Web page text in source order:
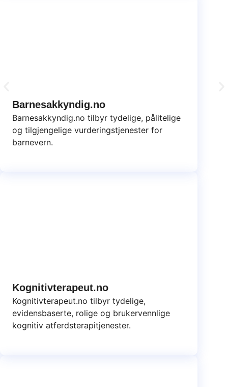
Barnesakkyndig.no
Barnesakkyndig.no tilbyr tydelige, pålitelige
og tilgjengelige vurderingstjenester for
barnevern.
Kognitivterapeut.no
Kognitivterapeut.no tilbyr tydelige,
evidensbaserte, rolige og brukervennlige
kognitiv atferdsterapitjenester.